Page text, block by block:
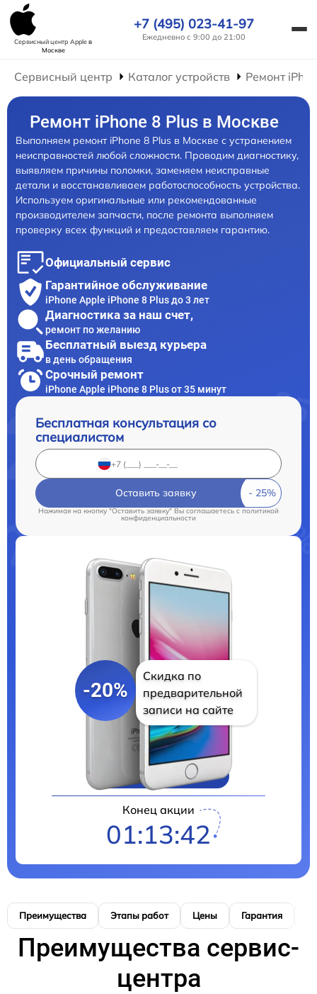
Сервисный центр Appleв
Москве
+7 (495) 023-41-97
Ежедневно с 9:00 до 21:00
Сервисный центр Каталог устройств Ремонт
Ремонт iPhone 8 Plus в Москве
Выполняем ремонт iPhone 8 Plus в Москве с устранением
неисправностей любой сложности. Проводим диагностику,
выявляем причины поломки, заменяем неисправные
детали и восстанавливаем работоспособность устройства.
Используем оригинальные или рекомендованные
производителем запчасти, после ремонта выполняем
проверку всех функций и предоставляем гарантию.
Официальный сервис
Гарантийное обслуживание
iPhone Apple iPhone 8 Plus до 3 лет
Диагностика за наш счет,
ремонт по желанию
Бесплатный выезд курьера
в день обращения
Срочный ремонт
iPhone Apple iPhone 8 Plus от 35 минут
Бесплатная консультация со
специалистом
Оставить заявку
Нажимая на кнопку "Оставить заявку" Вы соглашаетесь cполитикой
конфиденциальности
-20%
Скидка по
предварительной
записи на сайте
Цены на ремонт
Конец акции
01:13:41
Преимущества Этапы работ Цены Гарантия
Преимущества сервис-
центра